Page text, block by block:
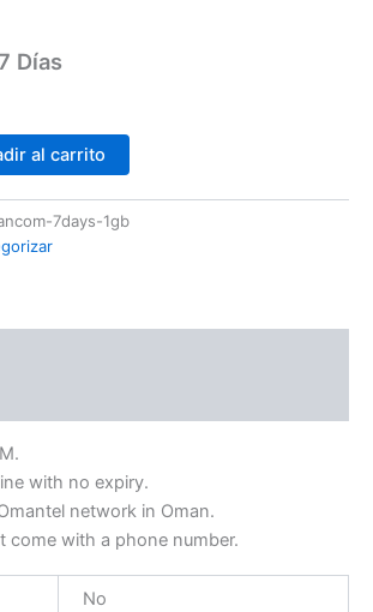
Días
al carrito
7days-1gb
with no expiry.
network in Oman.
come with a phone number.
No